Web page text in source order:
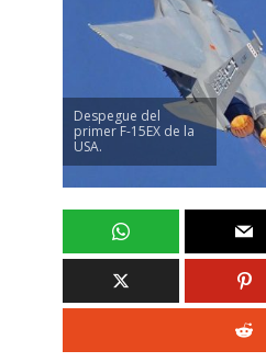
Despegue del
primer F-15EX de la
USA.